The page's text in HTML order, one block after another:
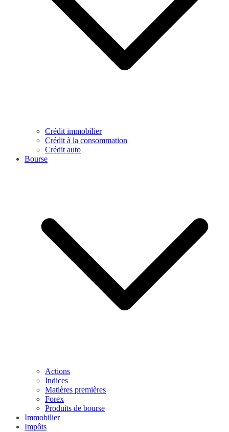
Crédit immobilier
Crédit à la consommation
Crédit auto
Bourse
Actions
Indices
Matières premières
Forex
Produits de bourse
Immobilier
Impôts